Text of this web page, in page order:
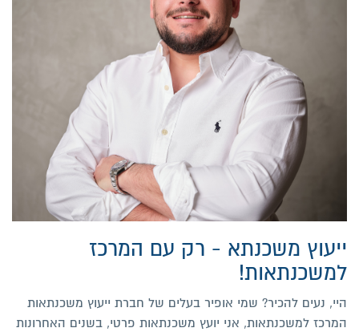
ייעוץ משכנתא - רק עם המרכז
למשכנתאות!
היי, נעים להכיר? שמי אופיר בעלים של חברת ייעוץ משכנתאות
המרכז למשכנתאות, אני יועץ משכנתאות פרטי, בשנים האחרונות